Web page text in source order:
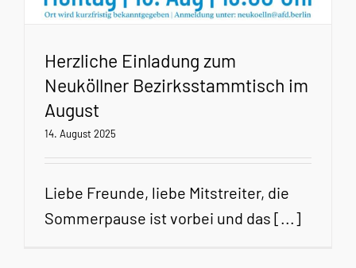
Herzliche Einladung zum
Neuköllner Bezirksstammtisch im
August
14. August 2025
Liebe Freunde, liebe Mitstreiter, die
Sommerpause ist vorbei und das [...]